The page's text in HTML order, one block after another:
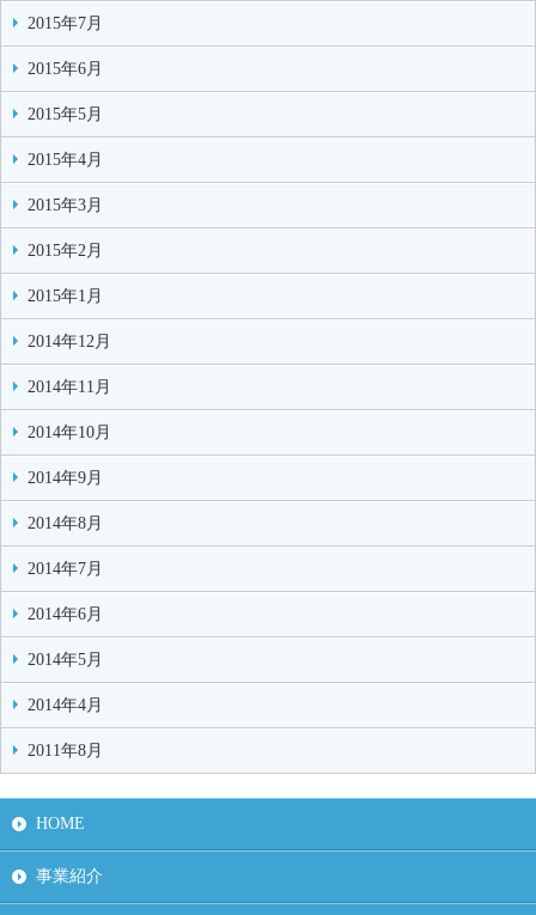
2015年7月
2015年6月
2015年5月
2015年4月
2015年3月
2015年2月
2015年1月
2014年12月
2014年11月
2014年10月
2014年9月
2014年8月
2014年7月
2014年6月
2014年5月
2014年4月
2011年8月
HOME
事業紹介